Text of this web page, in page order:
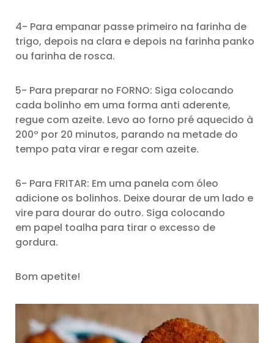
4- Para empanar passe primeiro na farinha de
trigo, depois na clara e depois na farinha panko
ou farinha de rosca.
5- Para preparar no FORNO: Siga colocando
cada bolinho em uma forma anti aderente,
regue com azeite. Levo ao forno pré aquecido à
200º por 20 minutos, parando na metade do
tempo pata virar e regar com azeite.
6- Para FRITAR: Em uma panela com óleo
adicione os bolinhos. Deixe dourar de um lado e
vire para dourar do outro. Siga colocando
em papel toalha para tirar o excesso de
gordura.
Bom apetite!